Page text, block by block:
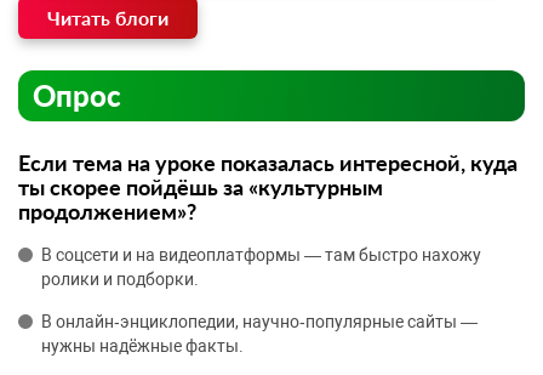
Читать блоги
Опрос
Если тема на уроке показалась интересной, куда
ты скорее пойдёшь за «культурным
продолжением»?
В соцсети и на видеоплатформы — там быстро нахожу
ролики и подборки.
В онлайн‑энциклопедии, научно‑популярные сайты —
нужны надёжные факты.